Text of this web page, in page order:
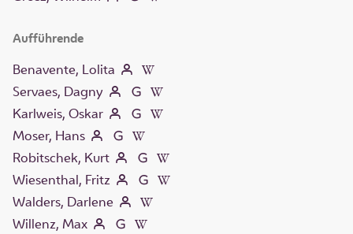
Aufführende
Benavente, Lolita
Servaes, Dagny
Karlweis, Oskar
Moser, Hans
Robitschek, Kurt
Wiesenthal, Fritz
Walders, Darlene
Willenz, Max